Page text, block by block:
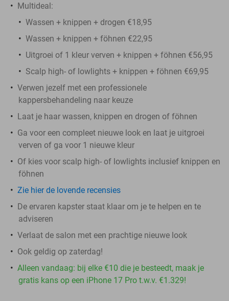
Multideal:
Wassen + knippen + drogen €18,95
Wassen + knippen + föhnen €22,95
Uitgroei of 1 kleur verven + knippen + föhnen €56,95
Scalp high- of lowlights + knippen + föhnen €69,95
Verwen jezelf met een professionele
kappersbehandeling naar keuze
Laat je haar wassen, knippen en drogen of föhnen
Ga voor een compleet nieuwe look en laat je uitgroei
verven of ga voor 1 nieuwe kleur
Of kies voor scalp high- of lowlights inclusief knippen en
föhnen
Zie hier de lovende recensies
De ervaren kapster staat ​​klaar om je te helpen en te
adviseren
Verlaat de salon met een prachtige nieuwe look
Ook geldig op zaterdag!
Alleen vandaag: bij elke €10 die je besteedt, maak je
gratis kans op een iPhone 17 Pro t.w.v. €1.329!